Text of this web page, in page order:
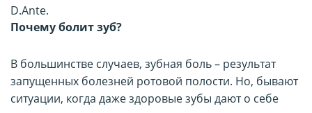
D.Ante.
Почему болит зуб?
В большинстве случаев, зубная боль – результат
запущенных болезней ротовой полости. Но, бывают
ситуации, когда даже здоровые зубы дают о себе